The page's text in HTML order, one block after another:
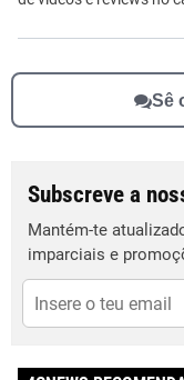
Sê
Subscreve a
Mantém-te
imparciais e